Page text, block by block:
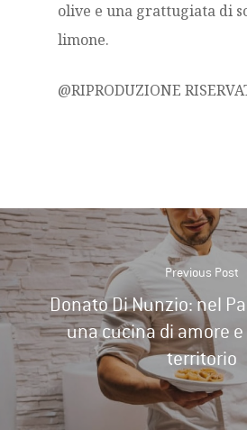
olive e una grattugiata di
limone.
@RIPRODUZIONE
Previous Post
Donato Di Nunzio: nel
una cucina di amore
territorio